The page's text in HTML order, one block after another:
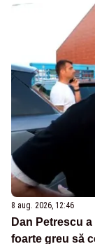
8 aug. 2026, 12:46
Dan Petrescu
foarte greu să